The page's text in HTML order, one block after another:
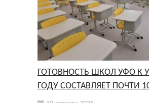
ГОТОВНОСТЬ ШКОЛ УФО К
ГОДУ СОСТАВЛЯЕТ ПОЧТИ